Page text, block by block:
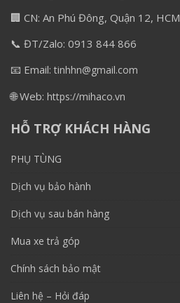
🏢 CN: An Phú Đông, Quận 12, HCM
📞 ĐT/Zalo: 0913 844 866
📧 Email: tinhhn@gmail.com
🌐 Web: https://mihaco.vn
HỖ TRỢ KHÁCH HÀNG
PHỤ TÙNG
Dịch vụ bảo hành
Dịch vụ sau bán hàng
Mua xe trả góp
Chính sách bảo mật
Liên hệ – Hỏi đáp